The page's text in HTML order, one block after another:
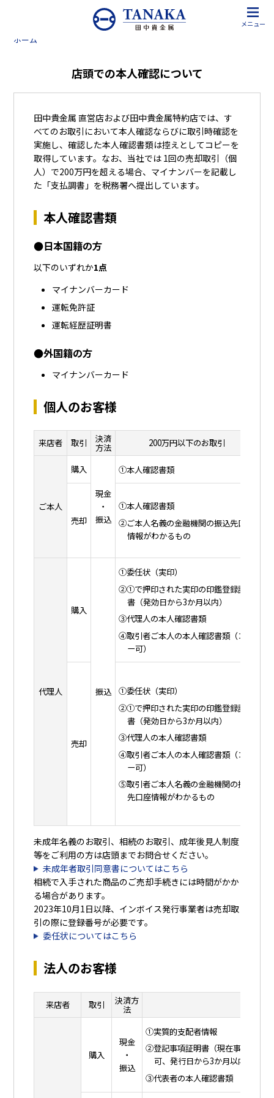
メニュー
ホーム
店頭での本人確認について
田中貴金属 直営店および田中貴金属特約店では、す
べてのお取引において本人確認ならびに取引時確認を
実施し、確認した本人確認書類は控えとしてコピーを
取得しています。なお、当社では 1回の売却取引（個
人）で200万円を超える場合、マイナンバーを記載し
た「支払調書」を税務署へ提出しています。
本人確認書類
●日本国籍の方
以下のいずれか1点
マイナンバーカード
運転免許証
運転経歴証明書
●外国籍の方
マイナンバーカード
個人のお客様
来店者 取引 決済
方法 200万円以下のお取引
ご本人
購入
現金
・
振込
①本人確認書類
売却
①本人確認書類
②ご本人名義の金融機関の振込先口座
情報がわかるもの
代理人
購入
振込
①委任状（実印）
②①で押印された実印の印鑑登録証明
書（発効日から3か月以内）
③代理人の本人確認書類
④取引者ご本人の本人確認書類（コピ
ー可）
売却
①委任状（実印）
②①で押印された実印の印鑑登録証明
書（発効日から3か月以内）
③代理人の本人確認書類
④取引者ご本人の本人確認書類（コピ
ー可）
⑤取引者ご本人名義の金融機関の振込
先口座情報がわかるもの
未成年名義のお取引、相続のお取引、成年後見人制度
等をご利用の方は店頭までお問合せください。
未成年者取引同意書についてはこちら
相続で入手された商品のご売却手続きには時間がかか
る場合があります。
2023年10月1日以降、インボイス発行事業者は売却取
引の際に登録番号が必要です。
委任状についてはこちら
法人のお客様
来店者 取引 決済方
法
購入
現金
・
振込
①実質的支配者情報
②登記事項証明書（現在事項証明
可、発行日から3か月以内）
③代表者の本人確認書類